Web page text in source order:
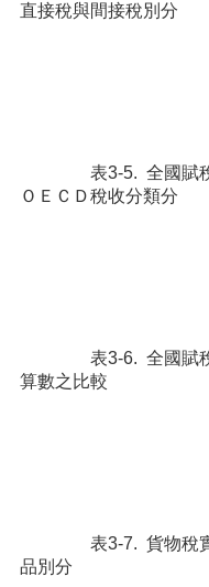
直接稅與間接稅別分
表3-5. 全國賦稅
ＯＥＣＤ稅收分類分
表3-6. 全國賦稅
算數之比較
表3-7. 貨物稅實
品別分